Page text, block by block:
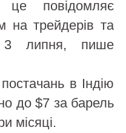
повідомляє
на трейдерів та
3 липня, пише
в Індію
до $7 за барель
місяці.